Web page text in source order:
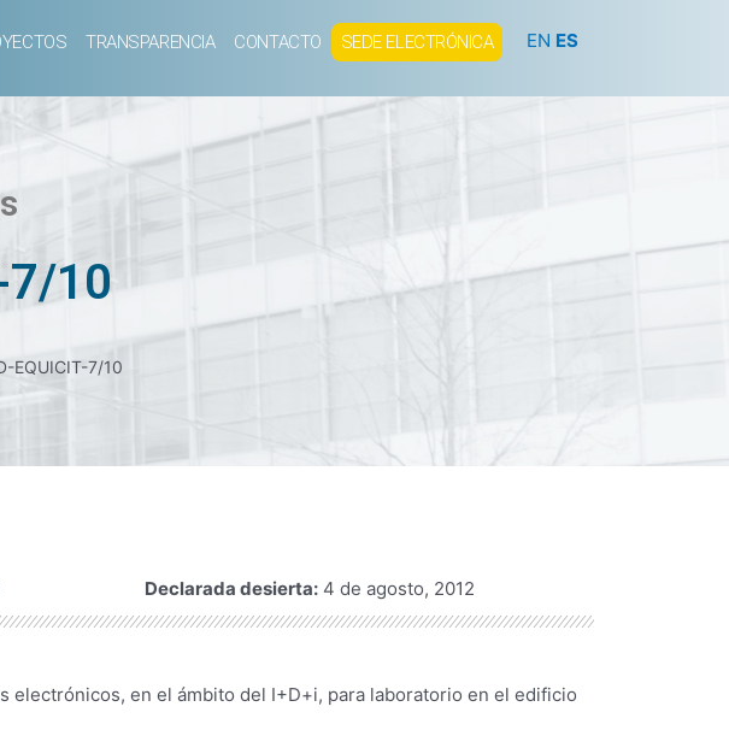
TRANSPARENCIA CONTACTO SEDE ELECTRÓNICA EN ES
7/10
EQUICIT-7/10
Declarada desierta:4 de agosto, 2012
en el ámbito del I+D+i, para laboratorio en el edificio